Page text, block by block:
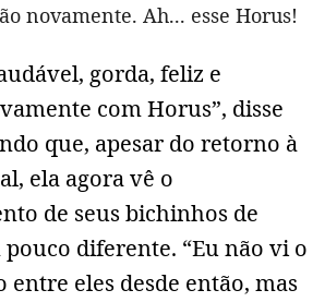
novamente. Ah... esse Horus!
gorda, feliz e
com Horus”, disse
que, apesar do retorno à
ela agora vê o
de seus bichinhos de
diferente. “Eu não vi o
entre eles desde então, mas